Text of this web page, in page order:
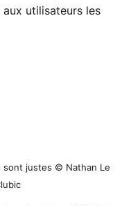
utilisateurs les
sont justes © Nathan Le